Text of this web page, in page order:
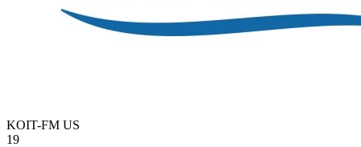
KOIT-FM US
19